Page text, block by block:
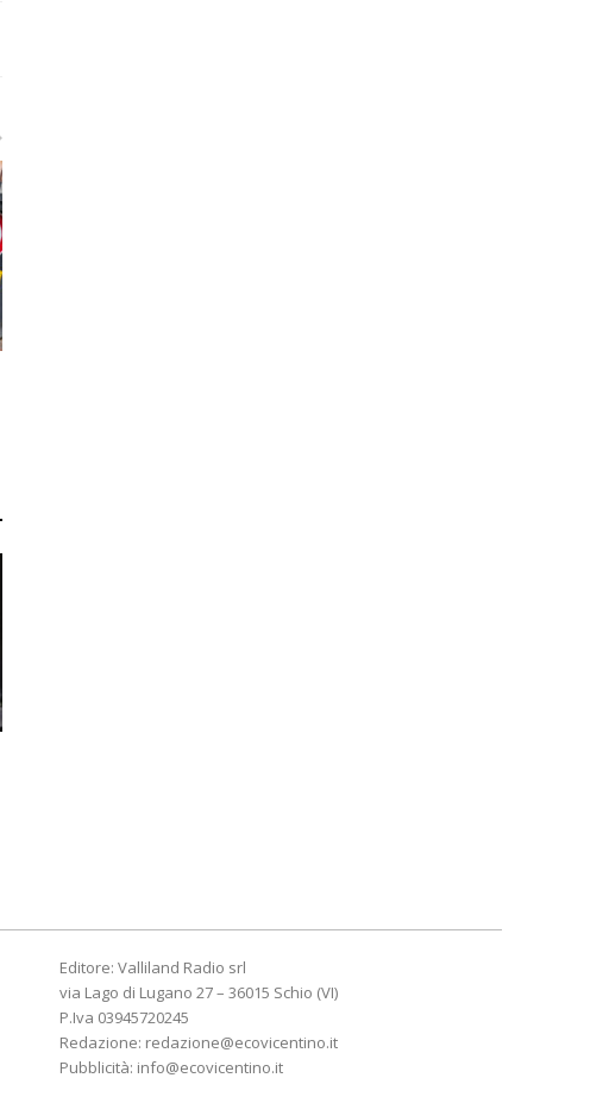
Editore: Valliland Radio srl
via Lago di Lugano 27 – 36015 Schio (VI)
P.Iva 03945720245
Redazione: redazione@ecovicentino.it
Pubblicità: info@ecovicentino.it